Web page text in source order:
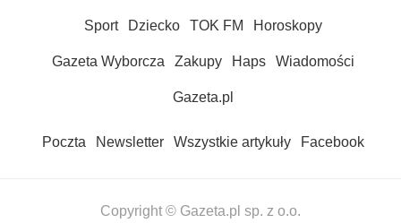
Sport Dziecko TOK FM Horoskopy
Gazeta Wyborcza Zakupy Haps Wiadomości
Gazeta.pl
Poczta Newsletter Wszystkie artykuły Facebook
Copyright © Gazeta.pl sp. z o.o.